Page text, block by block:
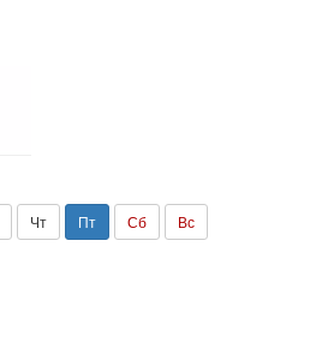
Чт Пт Сб Вс